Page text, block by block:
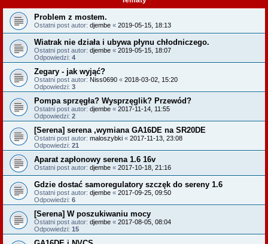
Problem z mostem.
Ostatni post autor: djembe « 2019-05-15, 18:13
Wiatrak nie działa i ubywa płynu chłodniczego.
Ostatni post autor: djembe « 2019-05-15, 18:07
Odpowiedzi: 4
Zegary - jak wyjąć?
Ostatni post autor: Niss0690 « 2018-03-02, 15:20
Odpowiedzi: 3
Pompa sprzęgła? Wysprzęglik? Przewód?
Ostatni post autor: djembe « 2017-11-14, 11:55
Odpowiedzi: 2
[Serena] serena ,wymiana GA16DE na SR20DE
Ostatni post autor: maloszybki « 2017-11-13, 23:08
Odpowiedzi: 21
Aparat zapłonowy serena 1.6 16v
Ostatni post autor: djembe « 2017-10-18, 21:16
Gdzie dostać samoregulatory szczęk do sereny 1.6
Ostatni post autor: djembe « 2017-09-25, 09:50
Odpowiedzi: 6
[Serena] W poszukiwaniu mocy
Ostatni post autor: djembe « 2017-08-05, 08:04
Odpowiedzi: 15